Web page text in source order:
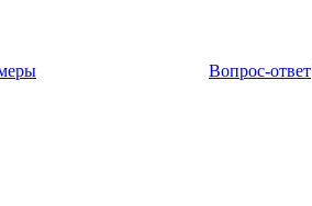
Вопрос-ответ